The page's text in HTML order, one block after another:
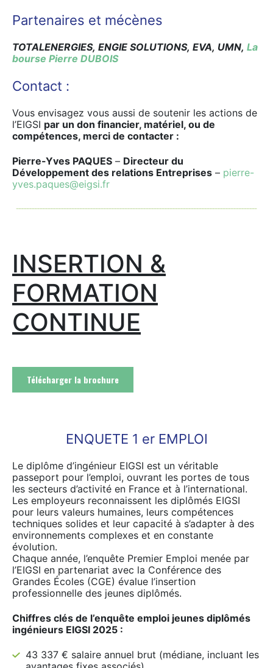
Partenaires et mécènes
TOTALENERGIES, ENGIE SOLUTIONS, EVA, UMN, La
bourse Pierre DUBOIS
Contact :
Vous envisagez vous aussi de soutenir les actions de
l’EIGSI par un don financier, matériel, ou de
compétences, merci de contacter :
Pierre-Yves PAQUES – Directeur du
Développement des relations Entreprises – pierre-
yves.paques@eigsi.fr
INSERTION &
FORMATION
CONTINUE
Télécharger la brochure
ENQUETE 1 er EMPLOI
Le diplôme d’ingénieur EIGSI est un véritable
passeport pour l’emploi, ouvrant les portes de tous
les secteurs d’activité en France et à l’international.
Les employeurs reconnaissent les diplômés EIGSI
pour leurs valeurs humaines, leurs compétences
techniques solides et leur capacité à s’adapter à des
environnements complexes et en constante
évolution.
Chaque année, l’enquête Premier Emploi menée par
l’EIGSI en partenariat avec la Conférence des
Grandes Écoles (CGE) évalue l’insertion
professionnelle des jeunes diplômés.
Chiffres clés de l’enquête emploi jeunes diplômés
ingénieurs EIGSI 2025 :
43 337 € salaire annuel brut (médiane, incluant les